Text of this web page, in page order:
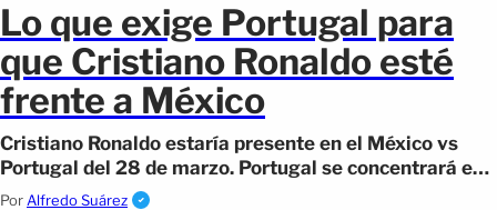
Lo que exige Portugal para
que Cristiano Ronaldo esté
frente a México
Cristiano Ronaldo estaría presente en el México vs
Portugal del 28 de marzo. Portugal se concentrará en
Cancún y jugará en la reinauguración del Estadio
Por Alfredo Suárez